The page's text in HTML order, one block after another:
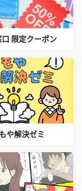
限定クーポン
や解決ゼミ